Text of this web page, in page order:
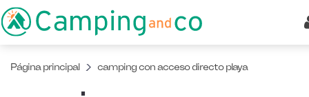
Página principal camping con acceso directo playa